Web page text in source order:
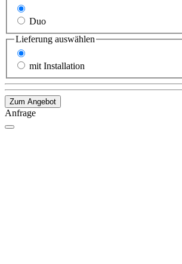
Duo
Lieferung auswählen
mit Installation
Zum Angebot
Anfrage